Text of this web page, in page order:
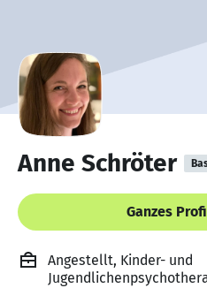
Anne Schröter
Ganzes
Angestellt, Kinder- und